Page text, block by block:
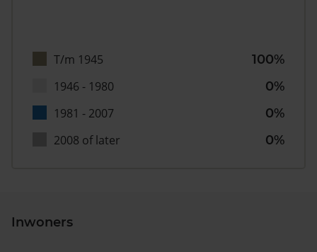
T/m 1945
100%
1946 - 1980
0%
1981 - 2007
0%
2008 of later
0%
Inwoners